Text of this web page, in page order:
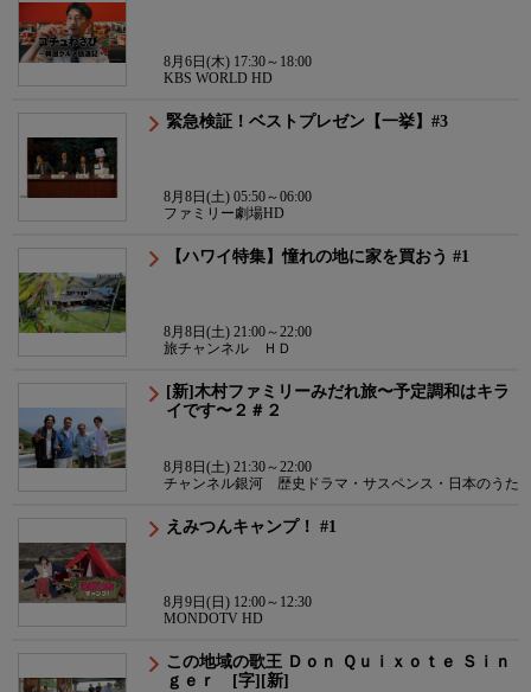
8月6日(木) 17:30～18:00
KBS WORLD HD
緊急検証！ベストプレゼン【一挙】#3
8月8日(土) 05:50～06:00
ファミリー劇場HD
【ハワイ特集】憧れの地に家を買おう #1
8月8日(土) 21:00～22:00
旅チャンネル ＨＤ
[新]木村ファミリーみだれ旅〜予定調和はキラ
イです〜２＃２
8月8日(土) 21:30～22:00
チャンネル銀河 歴史ドラマ・サスペンス・日本のうた
えみつんキャンプ！ #1
8月9日(日) 12:00～12:30
MONDOTV HD
この地域の歌王 Ｄｏｎ Ｑｕｉｘｏｔｅ Ｓｉｎ
ｇｅｒ [字][新]